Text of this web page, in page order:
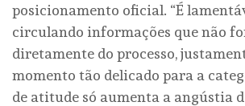
posicionamento oficial. “É
circulando informações que não
diretamente do processo,
momento tão delicado para a
de atitude só aumenta a angústia